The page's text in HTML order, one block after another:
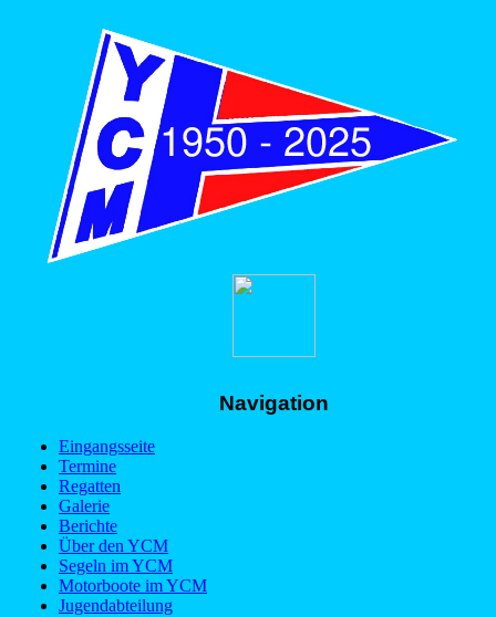
Navigation
Eingangsseite
Termine
Regatten
Galerie
Berichte
Über den YCM
Segeln im YCM
Motorboote im YCM
Jugendabteilung